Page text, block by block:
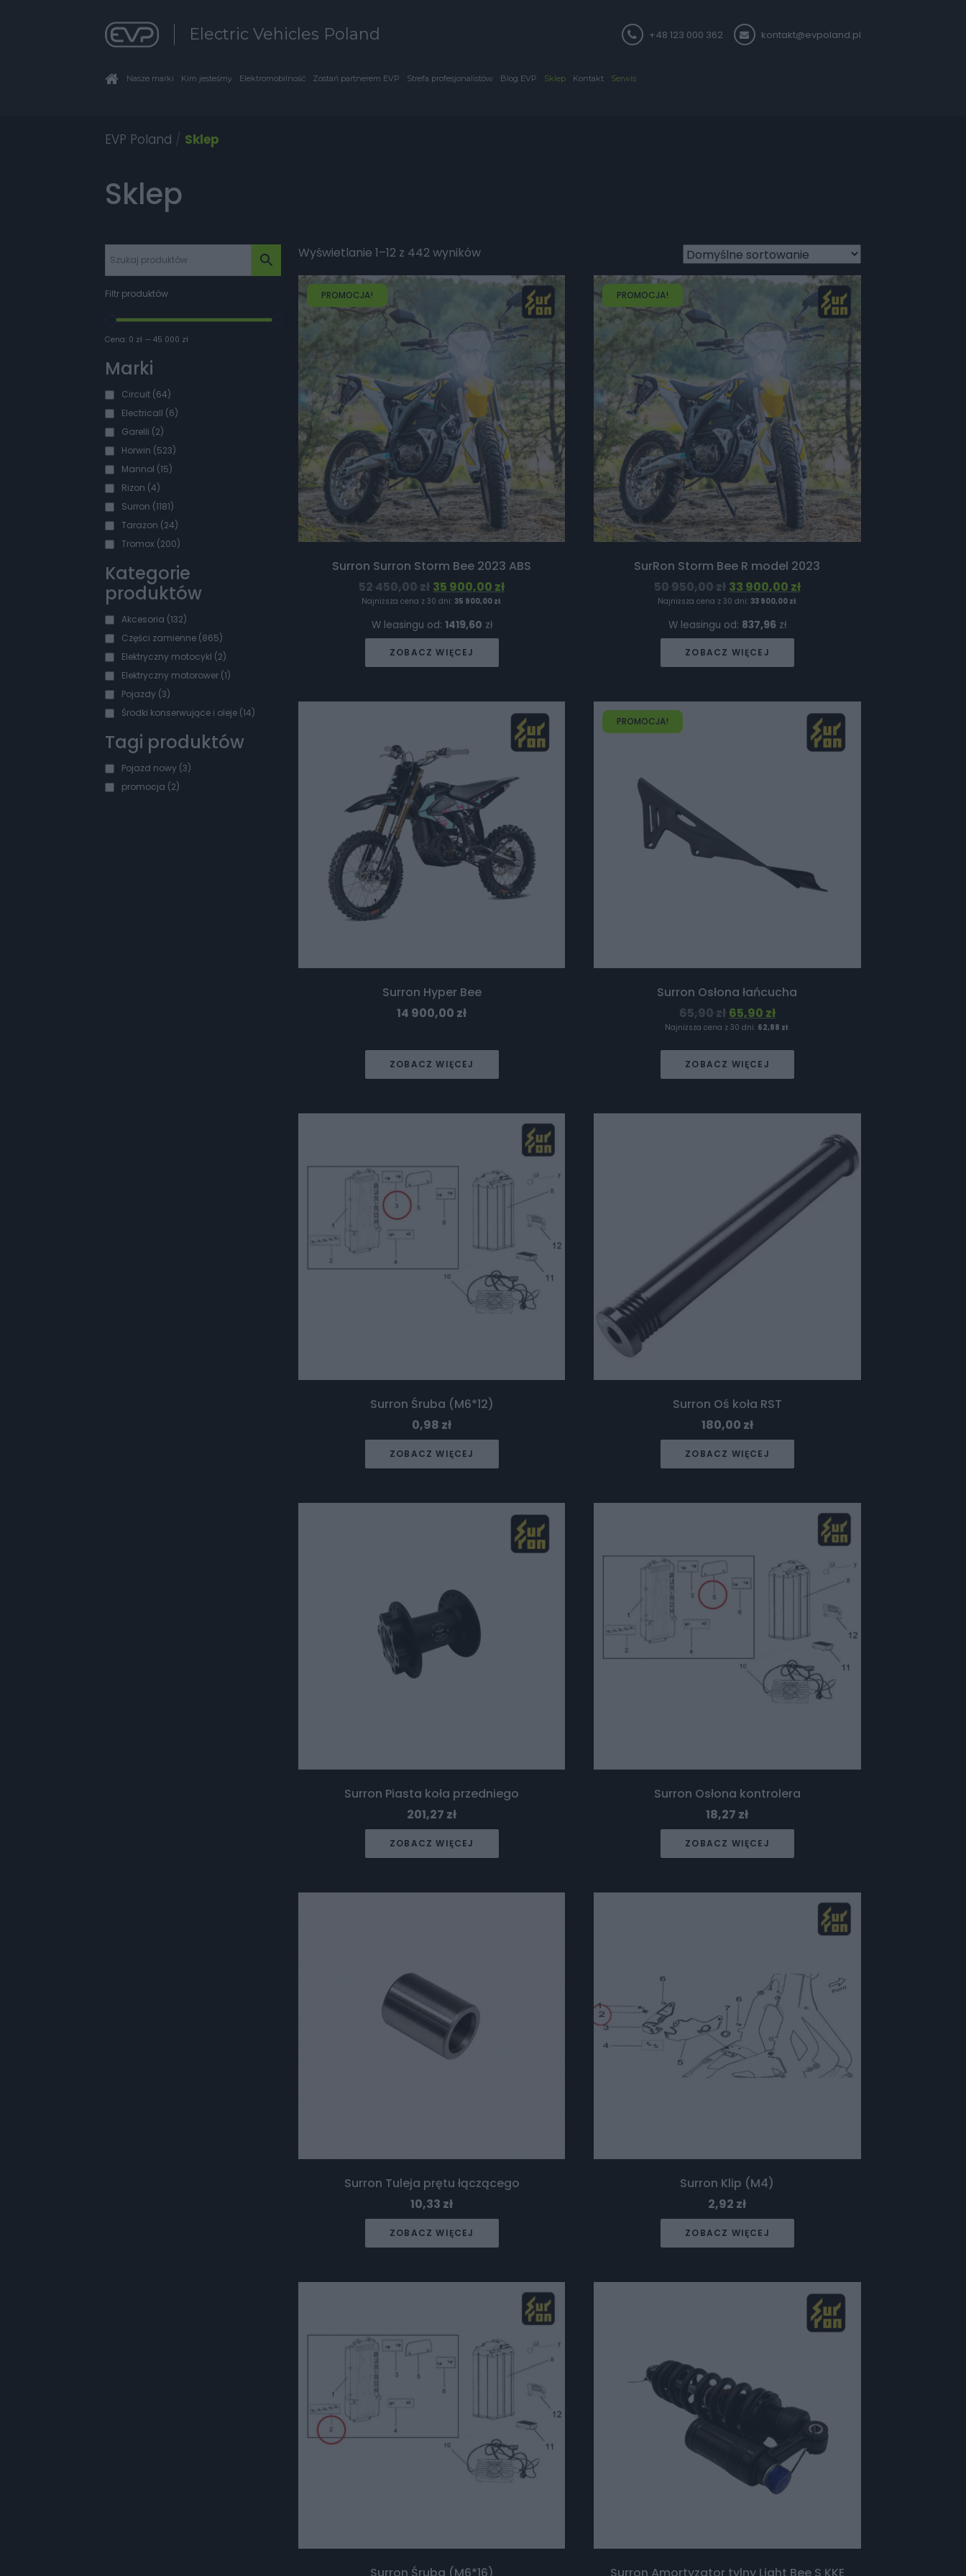
Electric Vehicles Poland +48 123 000 362 kontakt@evpoland.pl
Nasze marki Kim jesteśmy Elektromobilność Zostań partnerem EVP Strefa profesjonalistów Blog EVP Sklep Kontakt Serwis
EVP Poland / Sklep
Sklep
Filtr produktów
Cena: 0 zł —45 000 zł
Marki
Circuit (64)
Electricall (6)
Garelli (2)
Horwin (523)
Mannol (15)
Rizon (4)
Surron (1181)
Tarazon (24)
Tromox (200)
Kategorie
produktów
Akcesoria (132)
Części zamienne (865)
Elektryczny motocykl (2)
Elektryczny motorower (1)
Pojazdy (3)
Środki konserwujące i oleje (14)
Tagi produktów
Pojazd nowy (3)
promocja (2)
Wyświetlanie 1–12 z 442 wyników
PROMOCJA!
Surron Surron Storm Bee 2023 ABS
52 450,00 zł 35 900,00 zł
Najniższa cena z 30 dni: 35 900,00 zł.
W leasingu od: 1419,60 zł
ZOBACZ WIĘCEJ
PROMOCJA!
SurRon Storm Bee R model 2023
50 950,00 zł 33 900,00 zł
Najniższa cena z 30 dni: 33 900,00 zł.
W leasingu od: 837,96 zł
ZOBACZ WIĘCEJ
Surron Hyper Bee
14 900,00 zł
ZOBACZ WIĘCEJ
PROMOCJA!
Surron Osłona łańcucha
65,90 zł 65,90 zł
Najniższa cena z 30 dni: 62,88 zł.
ZOBACZ WIĘCEJ
Surron Śruba (M6*12)
0,98 zł
ZOBACZ WIĘCEJ
Surron Oś koła RST
180,00 zł
ZOBACZ WIĘCEJ
Surron Piasta koła przedniego
201,27 zł
ZOBACZ WIĘCEJ
Surron Osłona kontrolera
18,27 zł
ZOBACZ WIĘCEJ
Surron Tuleja prętu łączącego
10,33 zł
ZOBACZ WIĘCEJ
Surron Klip (M4)
2,92 zł
ZOBACZ WIĘCEJ